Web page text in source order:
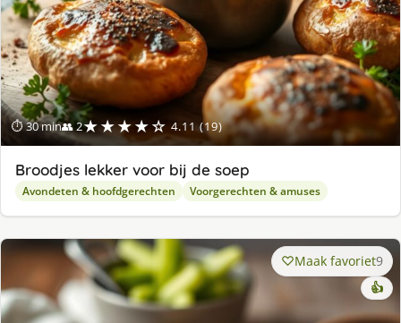
⏱ 30 min👥 2★★★★☆ 4.11 (19)
Broodjes lekker voor bij de soep
Avondeten & hoofdgerechten Voorgerechten & amuses
Maak favoriet9
👍